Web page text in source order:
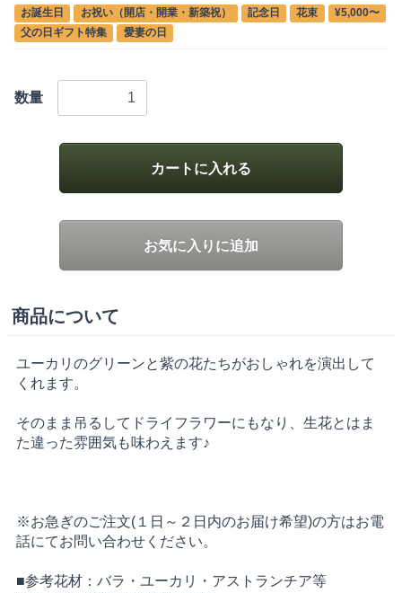
お誕生日 お祝い（開店・開業・新築祝） 記念日 花束
¥5,000〜
父の日ギフト特集
愛妻の日
数量
カートに入れる
お気に入りに追加
商品について
ユーカリのグリーンと紫の花たちがおしゃれを演出して
くれます。
そのまま吊るしてドライフラワーにもなり、生花とはま
た違った雰囲気も味わえます♪
※お急ぎのご注文(１日～２日内のお届け希望)の方はお電
話にてお問い合わせください。
■参考花材：バラ・ユーカリ・アストランチア等